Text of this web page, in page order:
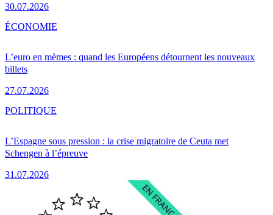
30.07.2026
L’euro en mèmes : quand les Européens détournent les nouveaux
billets
27.07.2026
ÉCONOMIE
L’Espagne sous pression : la crise migratoire de Ceuta met
Schengen à l’épreuve
31.07.2026
POLITIQUE